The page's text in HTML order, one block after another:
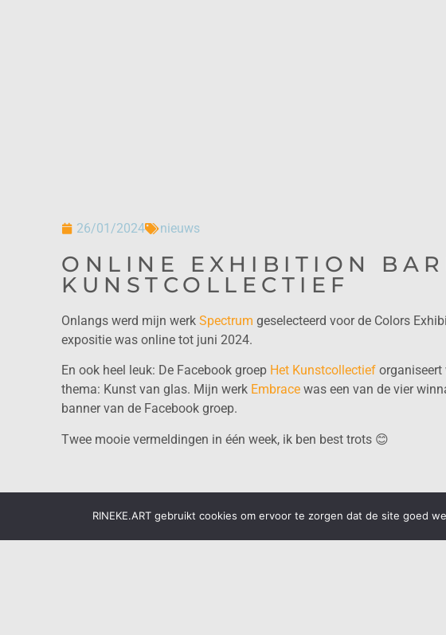
26/01/2024 nieuws
ONLINE EXHIBITION
KUNSTCOLLECTIEF
Onlangs werd mijn werkSpectrum geselecteerd voor de Colors
expositie was online tot juni 2024.
En ook heel leuk: De Facebook groep Het Kunstcollectief organiseert
thema: Kunst van glas. Mijn werk Embrace was een van de vier
banner van de Facebook groep.
Twee mooie vermeldingen in één week, ik ben best trots 😊
glas
NIEUWSBRIEF VOOR RINEKE.ART
RINEKE.ART gebruikt cookies om ervoor te zorgen dat de site goed